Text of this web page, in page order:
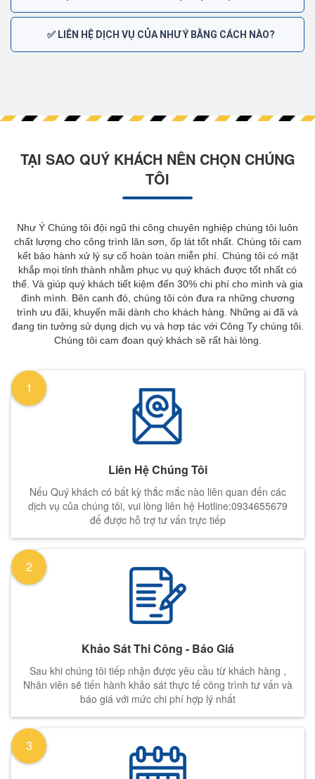
✅ LIÊN HỆ DỊCH VỤ CỦA NHƯ Ý BẰNG CÁCH NÀO?
TẠI SAO QUÝ KHÁCH NÊN CHỌN CHÚNG
TÔI
Như Ý Chúng tôi đội ngũ thi công chuyên nghiệp chúng tôi luôn
chất lượng cho công trình lăn sơn, ốp lát tốt nhất. Chúng tôi cam
kết bảo hành xử lý sự cố hoàn toàn miễn phí. Chúng tôi có mặt
khắp mọi tỉnh thành nhằm phục vụ quý khách được tốt nhất có
thể. Và giúp quý khách tiết kiệm đến 30% chi phí cho mình và gia
đình mình. Bên canh đó, chúng tôi còn đưa ra những chương
trình ưu đãi, khuyến mãi dành cho khách hàng. Những ai đã và
đang tin tưởng sử dụng dịch vụ và hơp tác với Công Ty chúng tôi.
Chúng tôi cam đoan quý khách sẽ rất hài lòng.
Liên Hệ Chúng Tôi
Nếu Quý khách có bất kỳ thắc mắc nào liên quan đến các
dịch vụ của chúng tôi, vui lòng liên hệ Hotline:0934655679
để được hỗ trợ tư vấn trực tiếp
1
Khảo Sát Thi Công - Báo Giá
Sau khi chúng tôi tiếp nhận được yêu cầu từ khách hàng ,
Nhân viên sẽ tiến hành khảo sát thực tế công trình tư vấn và
báo giá với mức chi phí hợp lý nhất
2
3